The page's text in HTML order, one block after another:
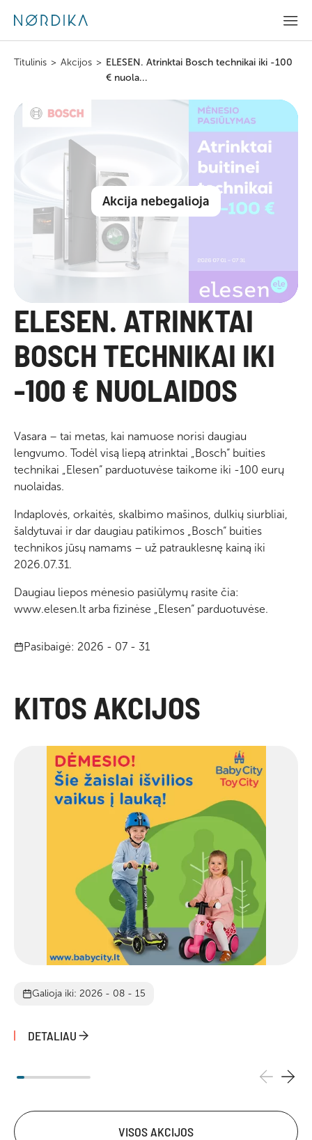
Titulinis > Akcijos > ELESEN. Atrinktai Bosch technikai iki -100
€ nuola...
Akcija nebegalioja
ELESEN. ATRINKTAI
BOSCH TECHNIKAI IKI
-100 € NUOLAIDOS
Vasara – tai metas, kai namuose norisi daugiau
lengvumo. Todėl visą liepą atrinktai „Bosch“ buities
technikai „Elesen“ parduotuvėse taikome iki -100 eurų
nuolaidas.
Indaplovės, orkaitės, skalbimo mašinos, dulkių siurbliai,
šaldytuvai ir dar daugiau patikimos „Bosch“ buities
technikos jūsų namams – už patrauklesnę kainą iki
2026.07.31.
Daugiau liepos mėnesio pasiūlymų rasite čia:
www.elesen.lt arba fizinėse „Elesen“ parduotuvėse.
Pasibaigė: 2026 - 07 - 31
KITOS AKCIJOS
Galioja iki: 2026 - 08 - 15
DETALIAU
VISOS AKCIJOS